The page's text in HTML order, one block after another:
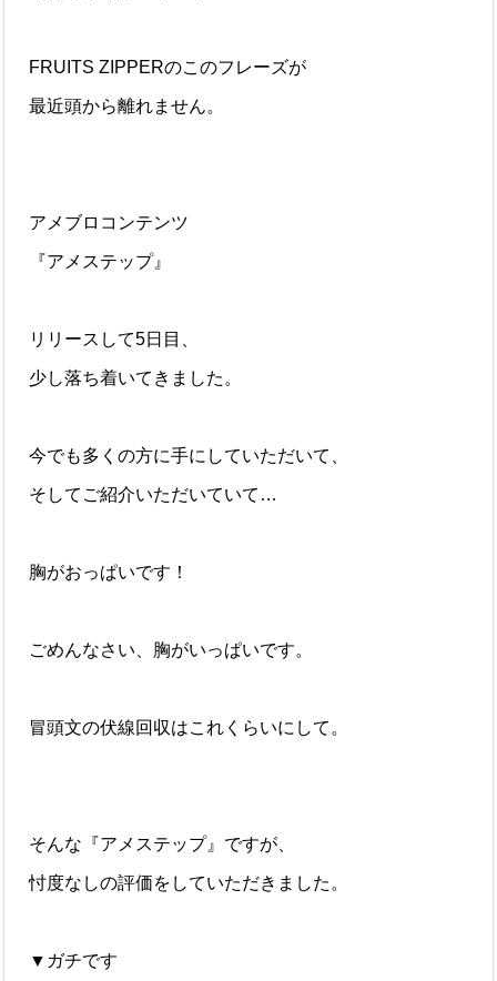
FRUITS ZIPPERのこのフレーズが
最近頭から離れません。
アメブロコンテンツ
『アメステップ』
リリースして5日目、
少し落ち着いてきました。
今でも多くの方に手にしていただいて、
そしてご紹介いただいていて…
胸がおっぱいです！
ごめんなさい、胸がいっぱいです。
冒頭文の伏線回収はこれくらいにして。
そんな『アメステップ』ですが、
忖度なしの評価をしていただきました。
▼ガチです